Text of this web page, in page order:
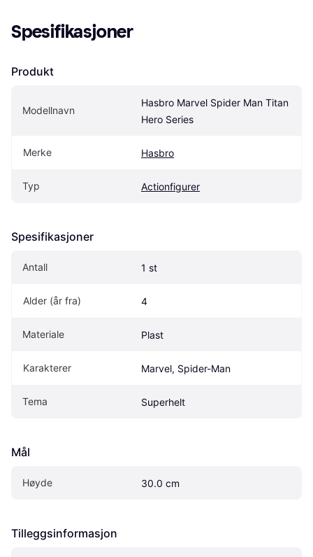
Spesifikasjoner
Produkt
Modellnavn
Hasbro Marvel Spider Man Titan
Hero Series
Merke Hasbro
Typ Actionfigurer
Spesifikasjoner
Antall 1 st
Alder (år fra) 4
Materiale Plast
Karakterer Marvel, Spider-Man
Tema Superhelt
Mål
Høyde 30.0 cm
Tilleggsinformasjon